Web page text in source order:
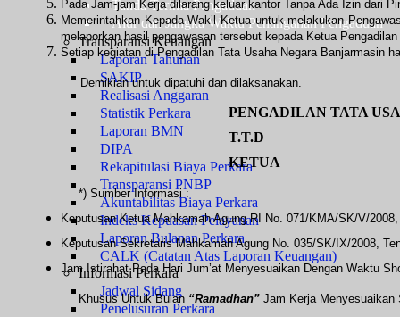
Tanda Terima Pengaduan
Alur dan Jangka Waktu Penanganan Pengaduan
Transparansi Keuangan
Laporan Tahunan
SAKIP
Realisasi Anggaran
Statistik Perkara
Laporan BMN
DIPA
Rekapitulasi Biaya Perkara
Transparansi PNBP
Akuntabilitas Biaya Perkara
Indeks Kepuasan Pelayanan
Laporan Bulanan Perkara
CALK (Catatan Atas Laporan Keuangan)
Informasi Perkara
Jadwal Sidang
Penelusuran Perkara
Pada Jam-jam Kerja dilarang keluar kantor Tanpa Ada Izin dari
Memerintahkan Kepada Wakil Ketua untuk melakukan
melaporkan hasil pengawasan tersebut kepada Ketua
Setiap kegiatan di Pengadilan Tata Usaha Negara Banjarmasin
Demikian untuk dipatuhi dan dilaksanakan.
PENGADILAN TATA
T.T.D
KETUA
*) Sumber Informasi :
Keputusan Ketua Mahkamah Agung RI No. 071/KMA/SK/V/
Keputusan Sekretaris Mahkamah Agung No. 035/SK/IX/2008,
Jam Istirahat Pada Hari Jum’at Menyesuaikan Dengan Waktu
Khusus Untuk Bulan “Ramadhan” Jam Kerja Menyesuaikan